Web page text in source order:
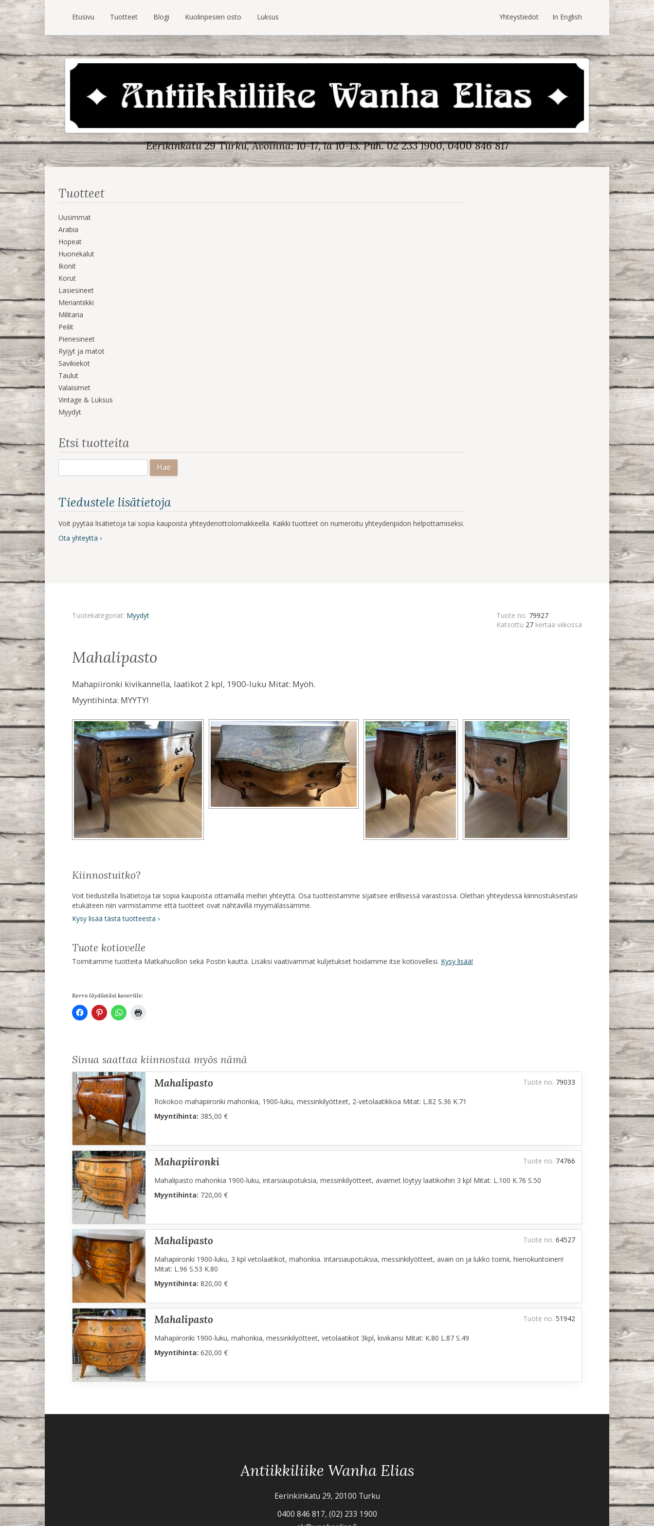
Etusivu Tuotteet Blogi Kuolinpesien osto Luksus In English
Yhteystiedot
Eerikinkatu 29 Turku, Avoinna: 10-17, la 10-13.Puh. 02 233 1900, 0400 846 817
Tuotteet
Uusimmat
Arabia
Hopeat
Huonekalut
Ikonit
Korut
Lasiesineet
Meriantiikki
Militaria
Peilit
Pienesineet
Ryijyt ja matot
Savikiekot
Taulut
Valaisimet
Vintage & Luksus
Myydyt
Etsi tuotteita
Tiedustele lisätietoja
Voit pyytää lisätietoja tai sopia kaupoista yhteydenottolomakkeella. Kaikki tuotteet on numeroitu yhteydenpidon helpottamiseksi.
Ota yhteyttä ›
Tuotekategoriat: Myydyt Tuote no. 79927
Katsottu 27 kertaa viikossa
mahalipasto
Mahapiironki kivikannella, laatikot 2 kpl, 1900-luku Mitat: Myöh.
Myyntihinta: MYYTY!
Kiinnostuitko?
Voit tiedustella lisätietoja tai sopia kaupoista ottamalla meihin yhteyttä. Osa tuotteistamme sijaitsee erillisessä varastossa. Olethan yhteydessä kiinnostuksestasi
etukäteen niin varmistamme että tuotteet ovat nähtävillä myymälässämme.
Kysy lisää tästä tuotteesta ›
Tuote kotiovelle
Toimitamme tuotteita Matkahuollon sekä Postin kautta. Lisäksi vaativammat kuljetukset hoidamme itse kotiovellesi. Kysy lisää!
Kerro löydöstäsi kaverille:
Sinua saattaa kiinnostaa myös nämä
mahalipasto
Rokokoo mahapiironki mahonkia, 1900-luku, messinkilyötteet, 2-vetolaatikkoa Mitat: L.82 S.36 K.71
Myyntihinta: 385,00 €
Tuote no. 79033
mahapiironki
Mahalipasto mahonkia 1900-luku, intarsiaupotuksia, messinkilyötteet, avaimet löytyy laatikoihin 3 kpl Mitat: L.100 K.76 S.50
Myyntihinta: 720,00 €
Tuote no. 74766
mahalipasto
Mahapiironki 1900-luku, 3 kpl vetolaatikot, mahonkia. Intarsiaupotuksia, messinkilyötteet, avain on ja lukko toimii, hienokuntoinen!
Mitat: L.96 S.53 K.80
Myyntihinta: 820,00 €
Tuote no. 64527
mahalipasto
Mahapiironki 1900-luku, mahonkia, messinkilyötteet, vetolaatikot 3kpl, kivikansi Mitat: K.80 L.87 S.49
Myyntihinta: 620,00 €
Tuote no. 51942
Antiikkiliike Wanha Elias
Eerinkinkatu 29, 20100 Turku
0400 846 817, (02) 233 1900